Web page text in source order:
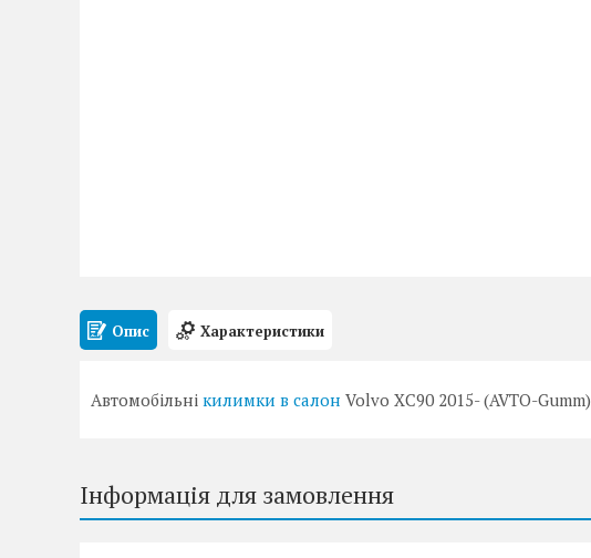
Опис Характеристики
Автомобільні килимки в салон Volvo XC90 2015- (AVTO-Gumm)
Інформація для замовлення